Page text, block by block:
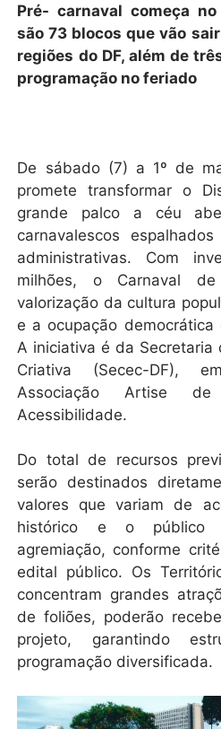
Pré- carnaval começa
são 73 blocos que vão
regiões do DF, além de
programação no feriado
De sábado (7) a 1º de
promete transformar o
grande palco a céu
carnavalescos
administrativas. Com
milhões, o Carnaval
valorização da cultura
e a ocupação democrática
A iniciativa é da Secretaria
Criativa (Secec-DF),
Associação Artise
Acessibilidade.
Do total de recursos
serão destinados
valores que variam de
histórico e o público
agremiação, conforme
edital público. Os
concentram grandes
de foliões, poderão
projeto, garantindo
programação diversificada.